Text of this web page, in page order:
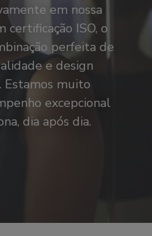
em nossa
certificação ISO, o
perfeita de
e design
Estamos muito
excepcional
dia após dia.